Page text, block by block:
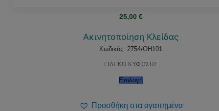
25,00 €
Ακινητοποίηση Κλείδας
Κωδικός: 2754/OH101
ΓΙΛΕΚΟ ΚΥΦΩΣΗΣ
Επιλογή
Προσθήκη στα αγαπημένα